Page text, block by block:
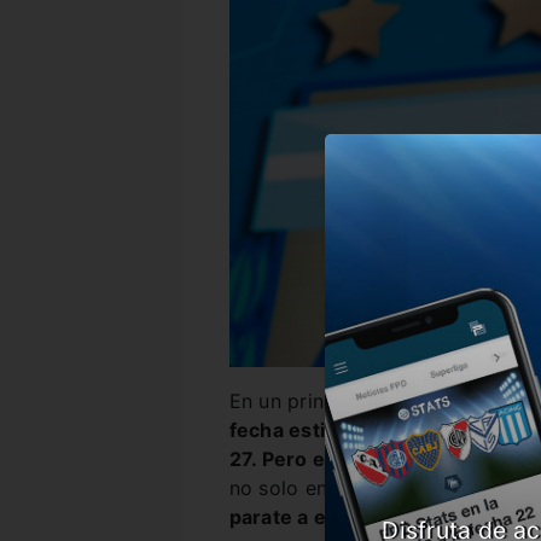
En un principio,los dirigentes
fecha estimativa los últimos
27. Pero el aumento de casos
no solo en el país sino también
parate a esta ideay se comenzó
Disfruta de